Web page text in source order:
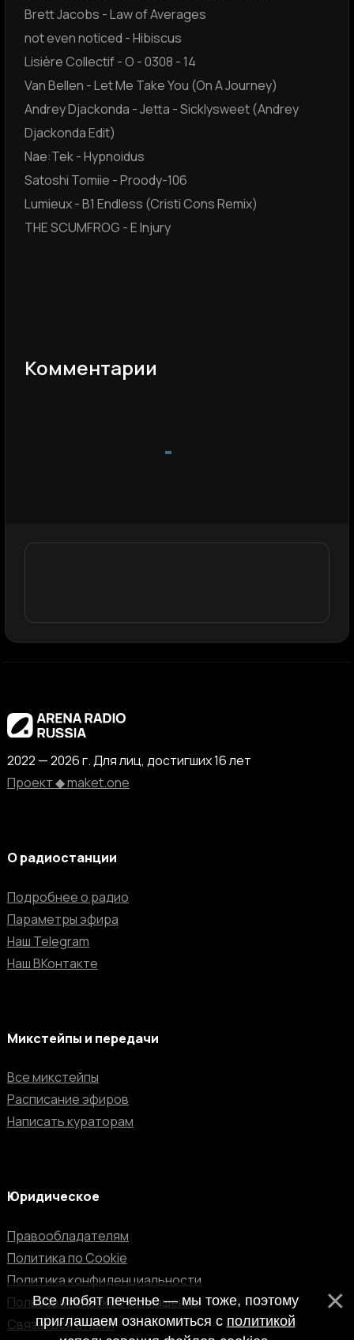
Brett Jacobs - Law of Averages
not even noticed - Hibiscus
Lisière Collectif - O - 0308 - 14
Van Bellen - Let Me Take You (On A Journey)
Andrey Djackonda - Jetta - Sicklysweet (Andrey
Djackonda Edit)
Nae:Tek - Hypnoidus
Satoshi Tomiie - Proody-106
Lumieux - B1 Endless (Cristi Cons Remix)
THE SCUMFROG - E Injury
Комментарии
2022 — 2026 г. Для лиц, достигших 16 лет
Проект ◆ maket.one
О радиостанции
Подробнее о радио
Параметры эфира
Наш Telegram
Наш ВКонтакте
Микстейпы и передачи
Все микстейпы
Расписание эфиров
Написать кураторам
Юридическое
Правообладателям
Политика по Cookie
Политика конфиденциальности
Пользовательское соглашение
Связаться с нами
Все любят печенье — мы тоже, поэтому
приглашаем ознакомиться с политикой